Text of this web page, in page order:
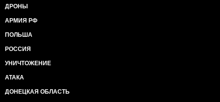
ДРОНЫ
АРМИЯ РФ
ПОЛЬША
РОССИЯ
УНИЧТОЖЕНИЕ
АТАКА
ДОНЕЦКАЯ ОБЛАСТЬ